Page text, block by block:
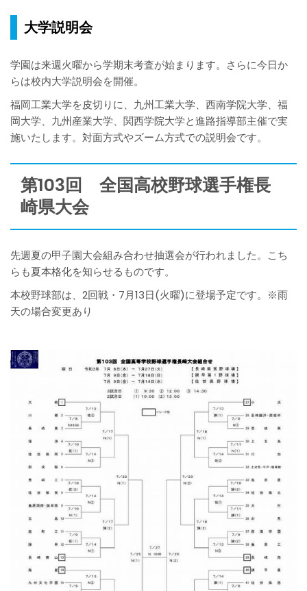
大学説明会
学園は来週火曜から学期末考査が始まります。さらに今日か
らは校内大学説明会を開催。
福岡工業大学を皮切りに、九州工業大学、西南学院大学、福
岡大学、九州産業大学、関西学院大学と進路指導部主催で実
施いたします。対面方式やズーム方式での説明会です。
第103回 全国高校野球選手権長
崎県大会
先週夏の甲子園大会組み合わせ抽選会が行われました。こち
らも夏本格化を知らせるものです。
本校野球部は、2回戦・7月13日(火曜)に登場予定です。※雨
天の場合変更あり